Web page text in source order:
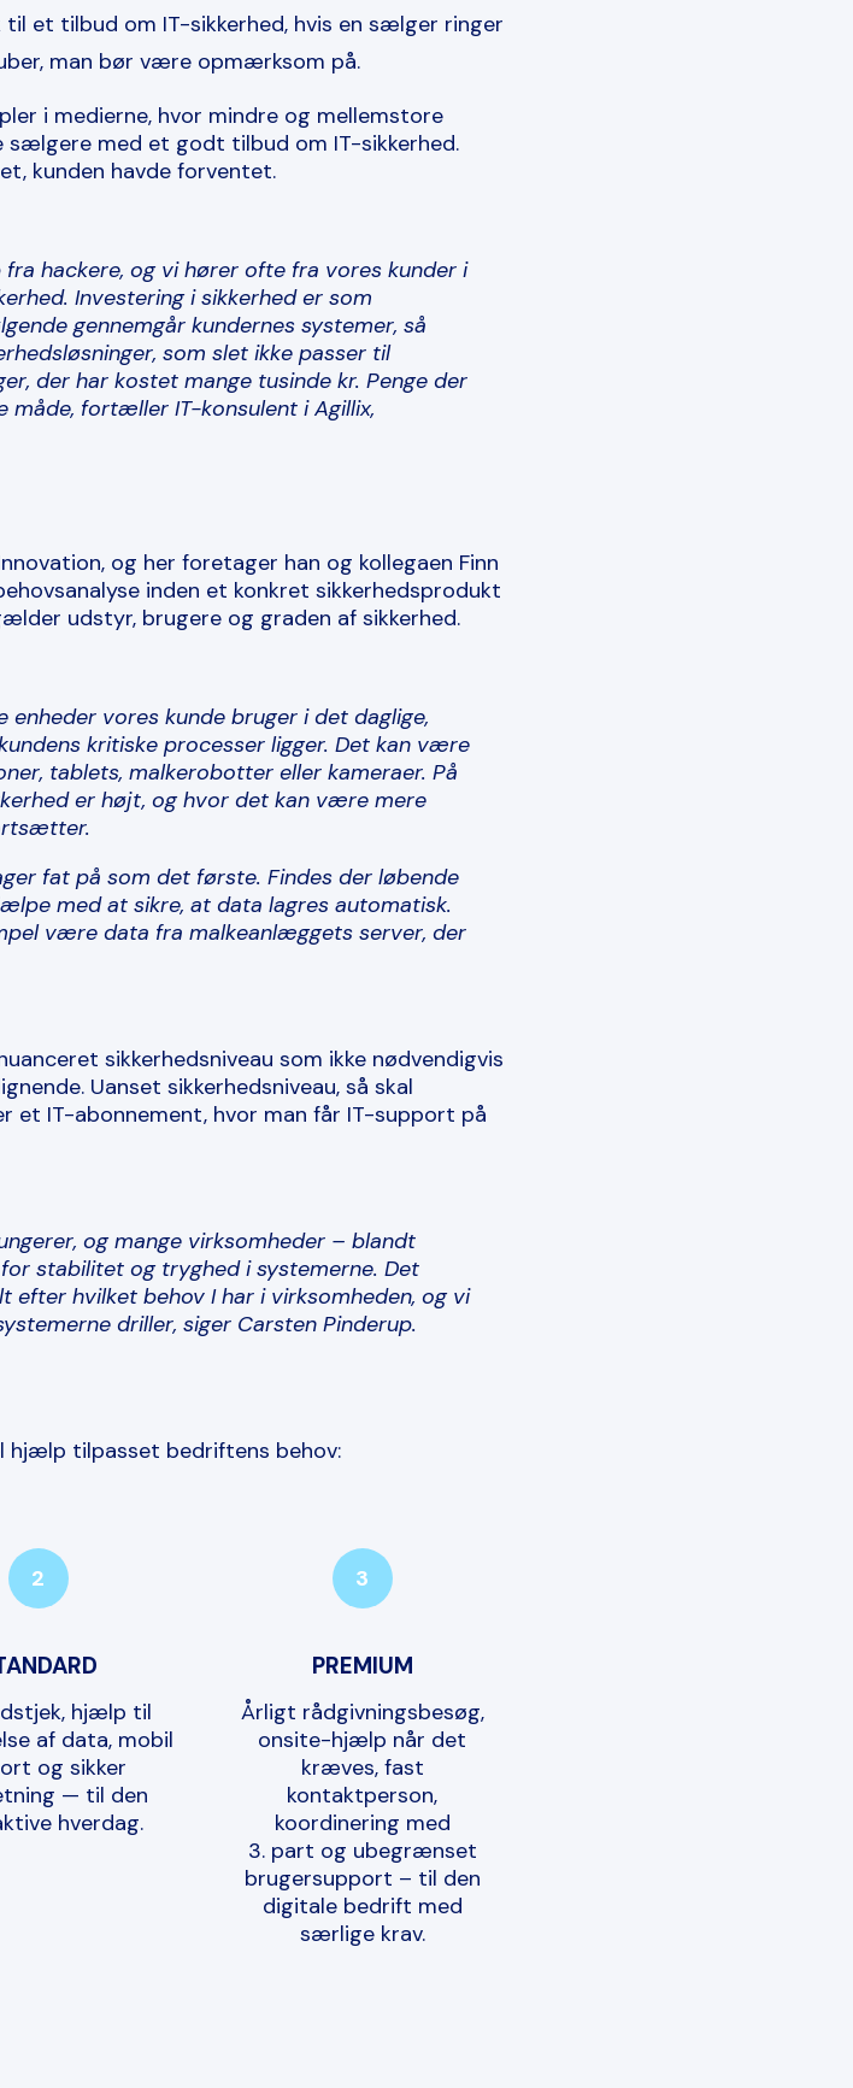
et tilbud om IT-sikkerhed, hvis en sælger ringer
man bør være opmærksom på.
i medierne, hvor mindre og mellemstore
med et godt tilbud om IT-sikkerhed.
kunden havde forventet.
hackere, og vi hører ofte fra vores kunder i
Investering i sikkerhed er som
gennemgår kundernes systemer, så
som slet ikke passer til
der har kostet mange tusinde kr. Penge der
fortæller IT-konsulent i Agillix,
og her foretager han og kollegaen Finn
inden et konkret sikkerhedsprodukt
udstyr, brugere og graden af sikkerhed.
vores kunde bruger i det daglige,
kritiske processer ligger. Det kan være
tablets, malkerobotter eller kameraer. På
er højt, og hvor det kan være mere
fat på som det første. Findes der løbende
med at sikre, at data lagres automatisk.
være data fra malkeanlæggets server, der
sikkerhedsniveau som ikke nødvendigvis
Uanset sikkerhedsniveau, så skal
et IT-abonnement, hvor man får IT-support på
og mange virksomheder – blandt
stabilitet og tryghed i systemerne. Det
efter hvilket behov I har i virksomheden, og vi
driller, siger Carsten Pinderup.
hjælp tilpasset bedriftens behov:
2
hjælp til
af data, mobil
og sikker
— til den
hverdag.
3
PREMIUM
Årligt rådgivningsbesøg,
onsite-hjælp når det
kræves, fast
kontaktperson,
koordinering med
3. part og ubegrænset
brugersupport – til den
digitale bedrift med
særlige krav.